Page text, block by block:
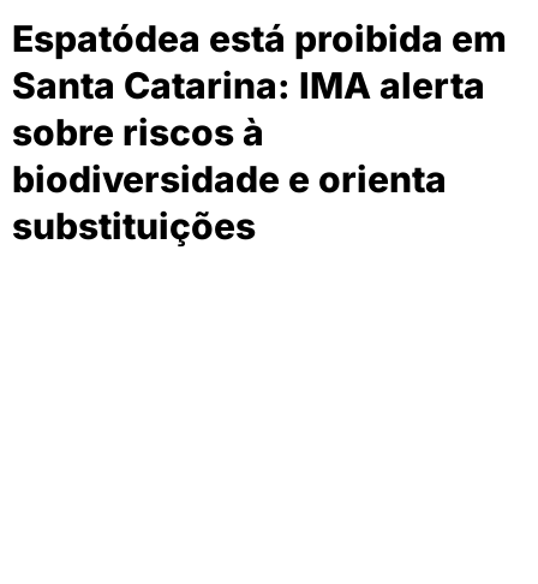
Espatódea está proibida em
Santa Catarina: IMA alerta
sobre riscos à
biodiversidade e orienta
substituições